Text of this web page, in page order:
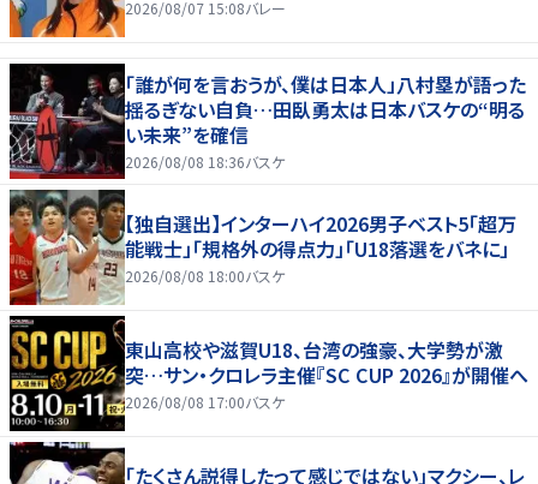
2026/08/07 15:08バレー
「誰が何を言おうが、僕は日本人」八村塁が語った
揺るぎない自負…田臥勇太は日本バスケの“明る
い未来”を確信
2026/08/08 18:36バスケ
【独自選出】インターハイ2026男子ベスト5「超万
能戦士」「規格外の得点力」「U18落選をバネに」
2026/08/08 18:00バスケ
東山高校や滋賀U18、台湾の強豪、大学勢が激
突…サン・クロレラ主催『SC CUP 2026』が開催へ
2026/08/08 17:00バスケ
「たくさん説得したって感じではない」マクシー、レ